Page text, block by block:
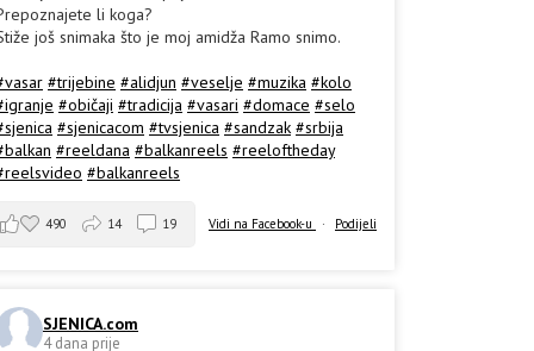
li koga?
još snimaka što je moj amidža Ramo snimo.
#trijebine #alidjun #veselje #muzika #kolo
#običaji #tradicija #vasari #domace #selo
#sjenicacom #tvsjenica #sandzak #srbija
#reeldana #balkanreels #reeloftheday
#balkanreels
Vidi na Facebook-u · Podijeli
490 14 19
SJENICA.com
4 dana prije